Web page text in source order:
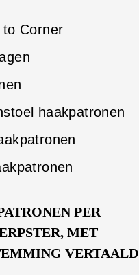
to Corner
haakpatronen
PER
MET
VERTAALD